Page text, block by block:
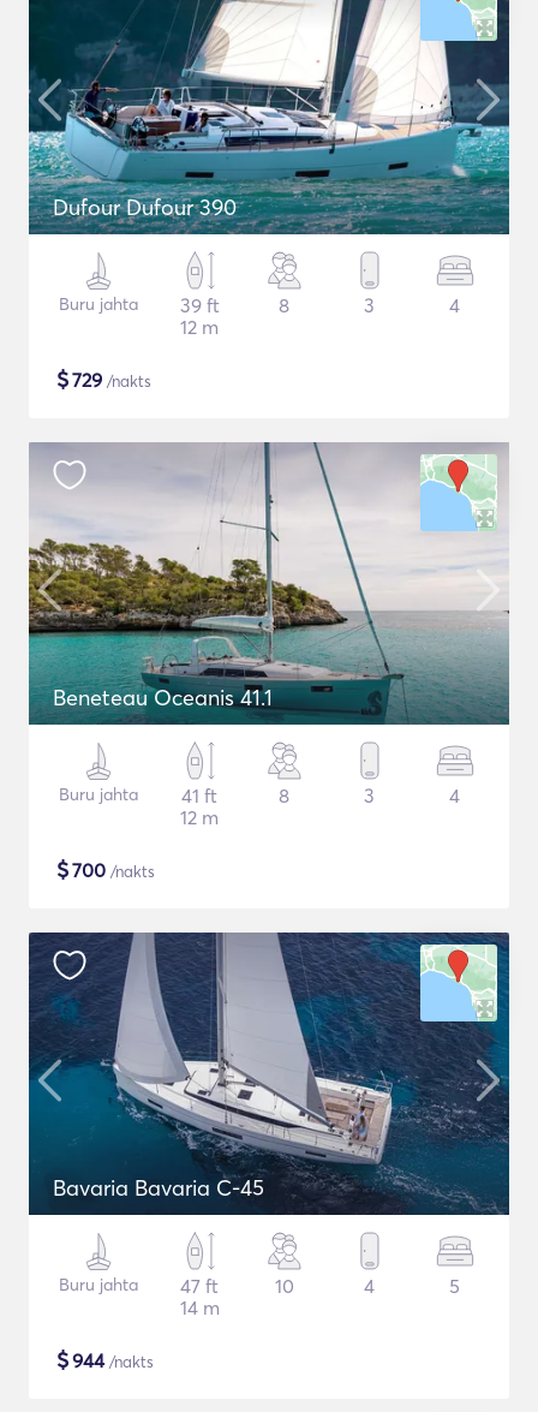
Dufour Dufour 390
Buru jahta
39 ft
12 m
8 3 4
$729 /nakts
Beneteau Oceanis 41.1
Buru jahta
41 ft
12 m
8 3 4
$700 /nakts
Bavaria Bavaria C-45
Buru jahta
47 ft
14 m
10 4 5
$944/nakts